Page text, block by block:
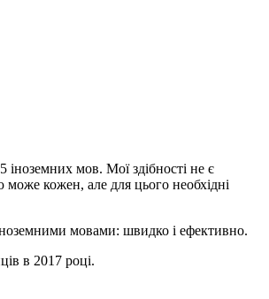
мов. Мої здібності не є
кожен, але для цього необхідні
мовами: швидко і ефективно.
в 2017 році.